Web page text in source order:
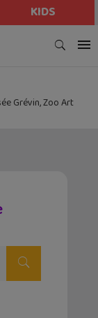
KIDS
Grévin, Zoo Art